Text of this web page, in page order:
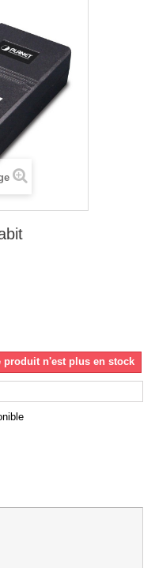
produit n'est plus en stock